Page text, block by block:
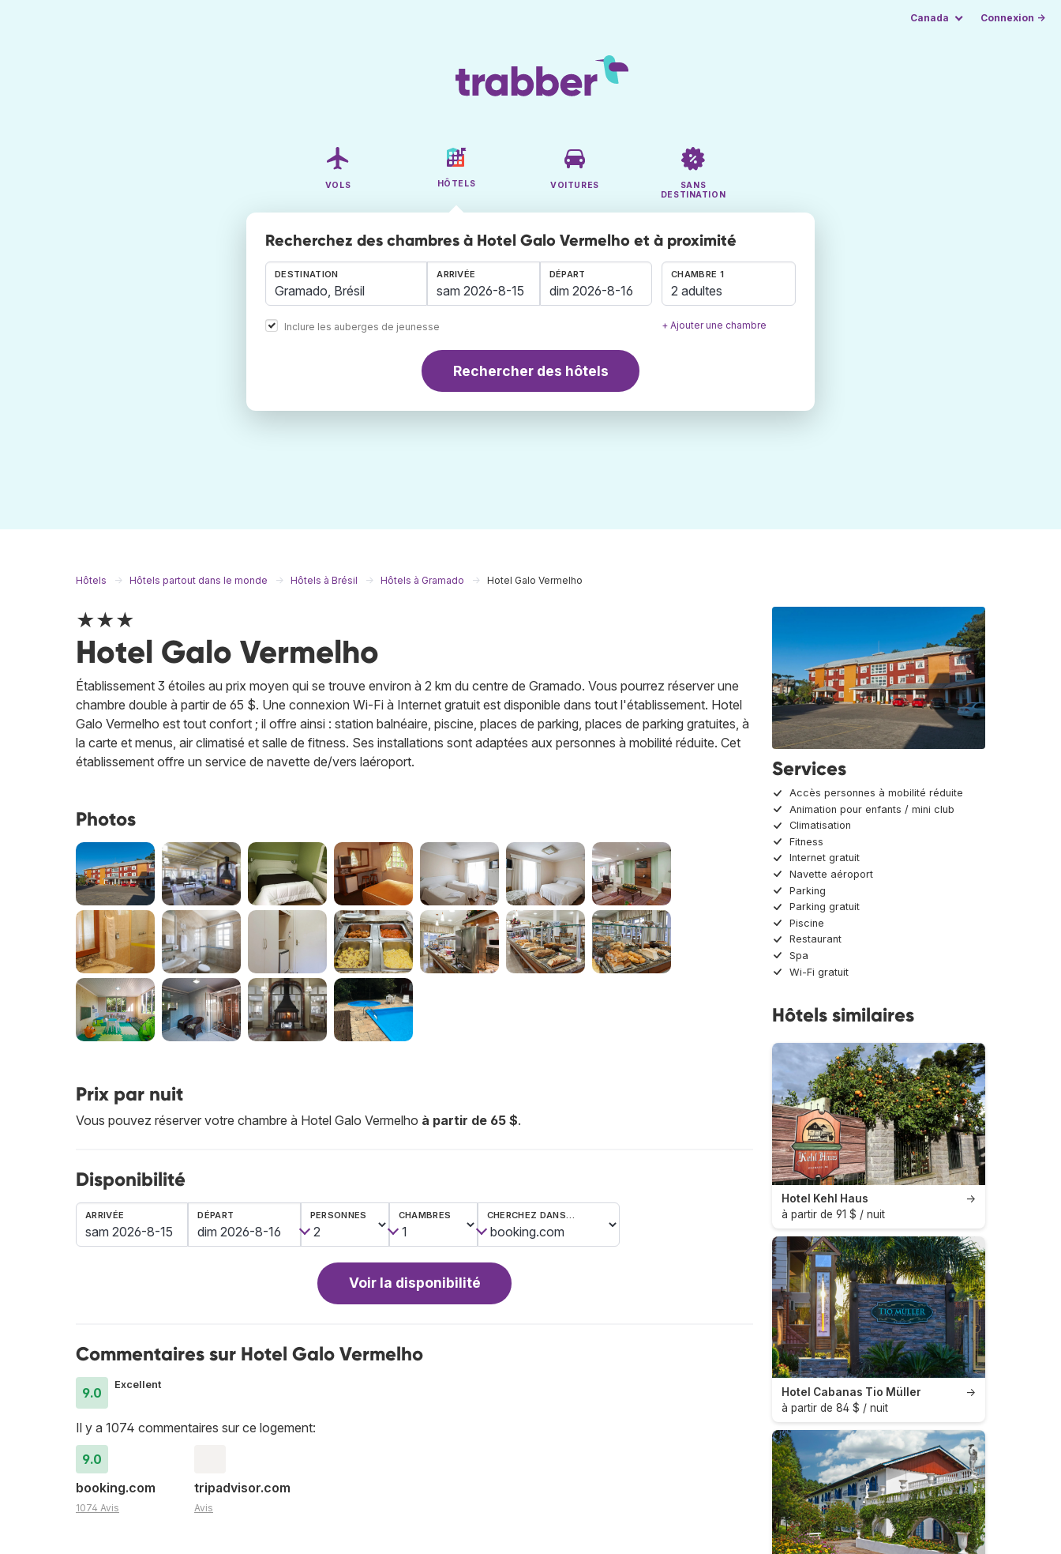
Canada Connexion →
VOLS HÔTELS VOITURES
SANS
DESTINATION
Recherchez des chambres à Hotel Galo Vermelho et à proximité
DESTINATION
Inclure les auberges de jeunesse
ARRIVÉE DÉPART CHAMBRE 1
2 adultes
+ Ajouter une chambre
Rechercher des hôtels
Hôtels Hôtels partout dans le monde Hôtels à Brésil Hôtels à Gramado Hotel Galo Vermelho
★★★
Hotel Galo Vermelho
Établissement 3 étoiles au prix moyen qui se trouve environ à 2 km du centre de Gramado. Vous pourrez réserver une
chambre double à partir de 65 $. Une connexion Wi-Fi à Internet gratuit est disponible dans tout l'établissement. Hotel
Galo Vermelho est tout confort ; il offre ainsi : station balnéaire, piscine, places de parking, places de parking gratuites, à
la carte et menus, air climatisé et salle de fitness. Ses installations sont adaptées aux personnes à mobilité réduite. Cet
établissement offre un service de navette de/vers laéroport.
Photos
Prix par nuit
Vous pouvez réserver votre chambre à Hotel Galo Vermelho à partir de 65 $.
Disponibilité
ARRIVÉE DÉPART PERSONNES CHAMBRES CHERCHEZ DANS…
Voir la disponibilité
Commentaires sur Hotel Galo Vermelho
9.0
Excellent
Il y a 1074 commentaires sur ce logement:
9.0
booking.com
1074 Avis
tripadvisor.com
Avis
Services
Accès personnes à mobilité réduite
Animation pour enfants / mini club
Climatisation
Fitness
Internet gratuit
Navette aéroport
Parking
Parking gratuit
Piscine
Restaurant
Spa
Wi-Fi gratuit
Hôtels similaires
→
Hotel Kehl Haus
à partir de 91 $ / nuit
→
Hotel Cabanas Tio Müller
à partir de 84 $ / nuit